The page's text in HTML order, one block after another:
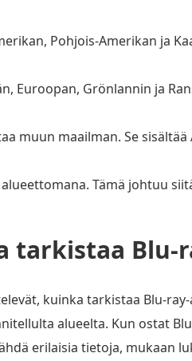
Pohjois-Amerikan ja
Euroopan, Grönlannin ja
muun maailman. Se sisältää
Tämä johtuu
tarkistaa Blu-
kuinka tarkistaa Blu-
alueelta. Kun ostat
erilaisia tietoja, mukaan